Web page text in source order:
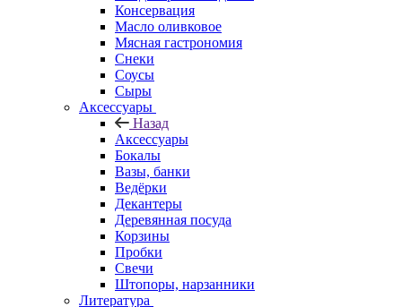
Консервация
Масло оливковое
Мясная гастрономия
Снеки
Соусы
Сыры
Аксессуары
Назад
Аксессуары
Бокалы
Вазы, банки
Ведёрки
Декантеры
Деревянная посуда
Корзины
Пробки
Свечи
Штопоры, нарзанники
Литература